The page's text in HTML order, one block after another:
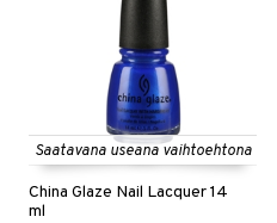
Saatavana useana vaihtoehtona
China Glaze Nail Lacquer 14
ml